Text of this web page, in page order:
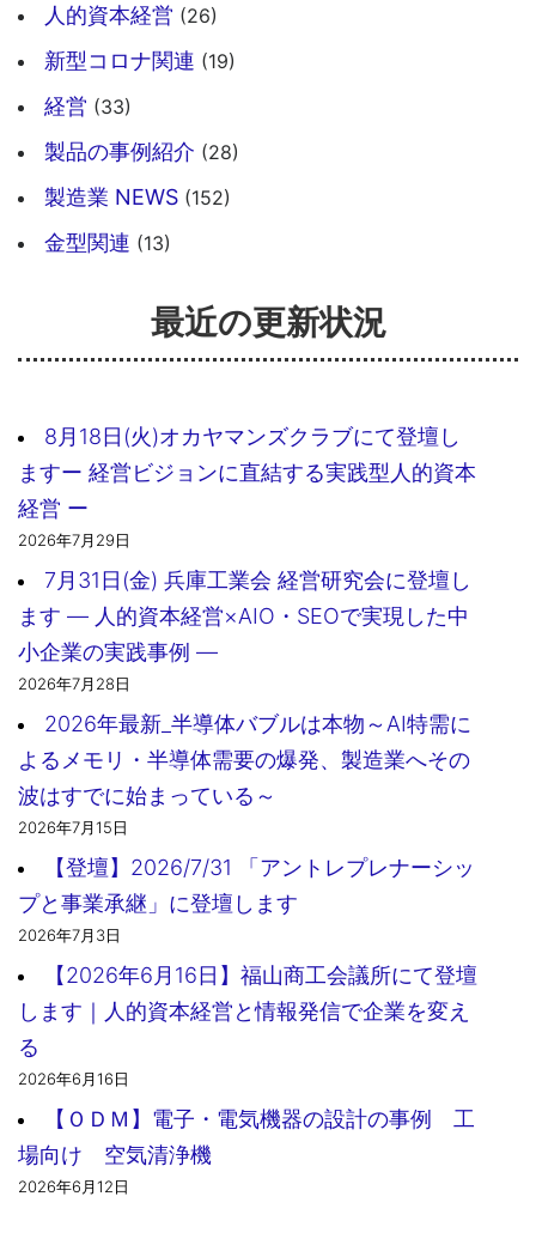
人的資本経営 (26)
新型コロナ関連 (19)
経営 (33)
製品の事例紹介 (28)
製造業 NEWS (152)
金型関連 (13)
最近の更新状況
8月18日(火)オカヤマンズクラブにて登壇し
ますー 経営ビジョンに直結する実践型人的資本
経営 ー
2026年7月29日
7月31日(金) 兵庫工業会 経営研究会に登壇し
ます ― 人的資本経営×AIO・SEOで実現した中
小企業の実践事例 ―
2026年7月28日
2026年最新_半導体バブルは本物～AI特需に
よるメモリ・半導体需要の爆発、製造業へその
波はすでに始まっている～
2026年7月15日
【登壇】2026/7/31 「アントレプレナーシッ
プと事業承継」に登壇します
2026年7月3日
【2026年6月16日】福山商工会議所にて登壇
します｜人的資本経営と情報発信で企業を変え
る
2026年6月16日
【ＯＤＭ】電子・電気機器の設計の事例 工
場向け 空気清浄機
2026年6月12日